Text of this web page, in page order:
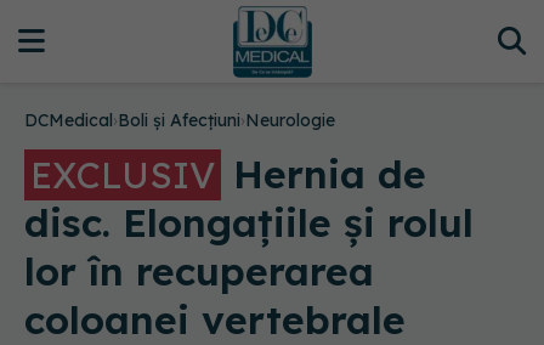
DCMedical›Boli și Afecțiuni›Neurologie
EXCLUSIV Hernia de
disc. Elongațiile și rolul
lor în recuperarea
coloanei vertebrale